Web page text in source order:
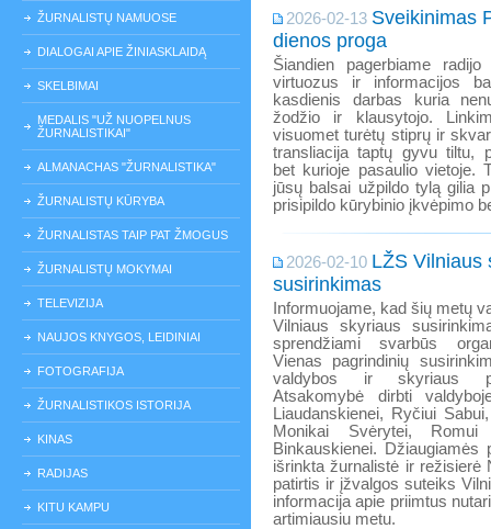
ŽURNALISTŲ NAMUOSE
DIALOGAI APIE ŽINIASKLAIDĄ
SKELBIMAI
MEDALIS "UŽ NUOPELNUS
ŽURNALISTIKAI"
ALMANACHAS "ŽURNALISTIKA"
ŽURNALISTŲ KŪRYBA
ŽURNALISTAS TAIP PAT ŽMOGUS
ŽURNALISTŲ MOKYMAI
TELEVIZIJA
NAUJOS KNYGOS, LEIDINIAI
FOTOGRAFIJA
ŽURNALISTIKOS ISTORIJA
KINAS
RADIJAS
KITU KAMPU
2026-02-13 Sveikinimas
dienos proga
Šiandien pagerbiame
virtuozus ir informacijos
kasdienis darbas kuria
žodžio ir klausytojo.
visuomet turėtų stiprų ir
transliacija taptų gyvu tiltu,
bet kurioje pasaulio vietoje.
jūsų balsai užpildo tylą gilia
prisipildo kūrybinio įkvėpimo
2026-02-10 LŽS Vilniaus
susirinkimas
Informuojame, kad šių metų
Vilniaus skyriaus
sprendžiami svarbūs
Vienas pagrindinių
valdybos ir skyriaus
Atsakomybė dirbti
Liaudanskienei, Ryčiui
Monikai Svėrytei, Romui
Binkauskienei.
išrinkta žurnalistė ir režisierė
patirtis ir įžvalgos suteiks
informacija apie priimtus
artimiausiu metu.